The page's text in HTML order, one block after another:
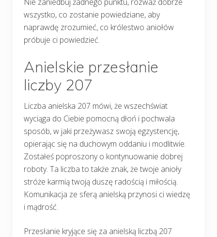
wszystko, co zostanie powiedziane, aby
naprawdę zrozumieć, co królestwo aniołów
próbuje ci powiedzieć.
Anielskie przesłanie
liczby 207
Liczba anielska 207 mówi, że wszechświat
wyciąga do Ciebie pomocną dłoń i pochwala
sposób, w jaki przeżywasz swoją egzystencję,
opierając się na duchowym oddaniu i modlitwie.
Zostałeś poproszony o kontynuowanie dobrej
roboty. Ta liczba to także znak, że twoje anioły
stróże karmią twoją duszę radością i miłością.
Komunikacja ze sferą anielską przynosi ci wiedzę
i mądrość.
Przesłanie kryjące się za anielską liczbą 207